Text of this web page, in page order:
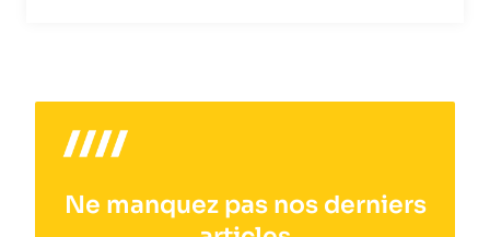
Ne manquez pas nos derniers